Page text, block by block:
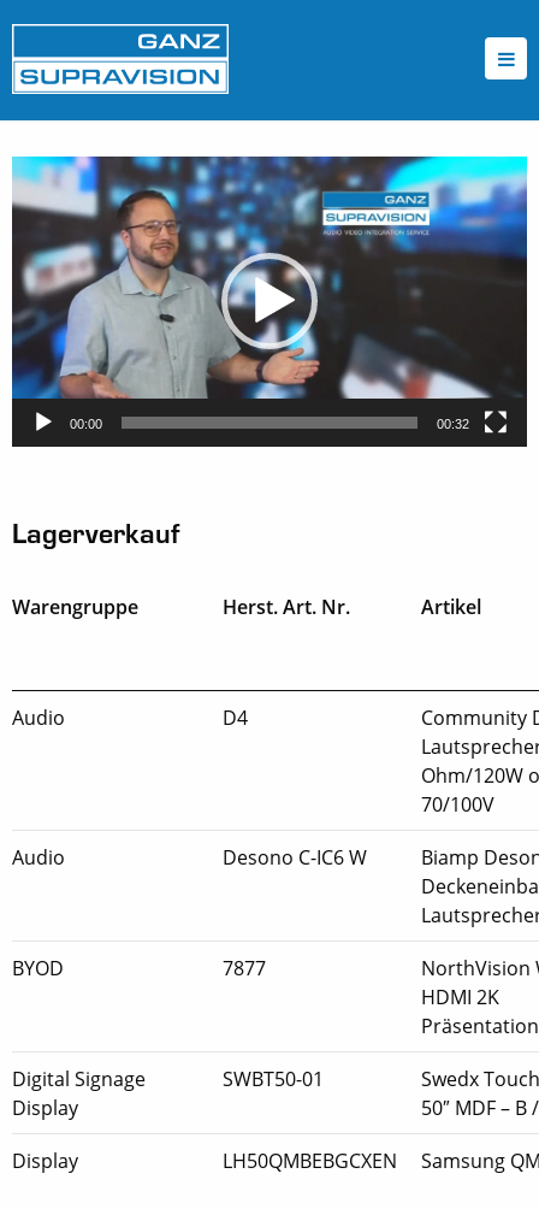
Video-
Player
00:00 00:32
Lagerverkauf
Warengruppe Herst. Art. Nr. Artikel
Audio D4
Community
Ohm/120W
70/100V
Audio
Desono C-IC6 W
Biamp
BYOD
7877
NorthVision
HDMI 2K
Digital Signage
Display
SWBT50-01
Swedx
50″ MDF – B
Display
LH50QMBEBGCXEN Samsung